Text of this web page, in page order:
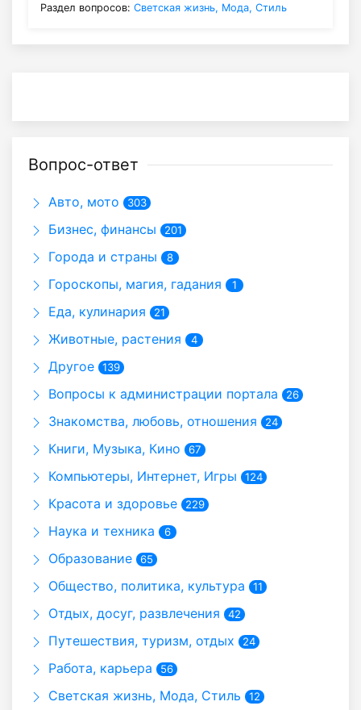
Раздел вопросов: Светская жизнь, Мода, Стиль
Вопрос-ответ
Авто, мото 303
Бизнес, финансы 201
Города и страны 8
Гороскопы, магия, гадания 1
Еда, кулинария 21
Животные, растения 4
Другое 139
Вопросы к администрации портала 26
Знакомства, любовь, отношения 24
Книги, Музыка, Кино 67
Компьютеры, Интернет, Игры 124
Красота и здоровье 229
Наука и техника 6
Образование 65
Общество, политика, культура 11
Отдых, досуг, развлечения 42
Путешествия, туризм, отдых 24
Работа, карьера 56
Светская жизнь, Мода, Стиль 12